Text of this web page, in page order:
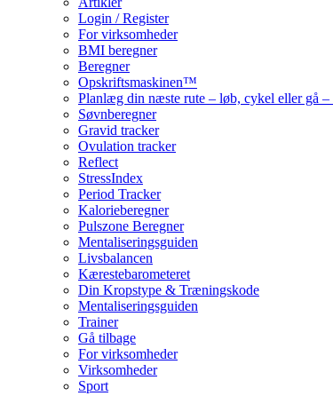
Login / Register
For virksomheder
BMI beregner
Beregner
Opskriftsmaskinen™
Planlæg din næste rute – løb, cykel eller gå
Søvnberegner
Gravid tracker
Ovulation tracker
Reflect
StressIndex
Period Tracker
Kalorieberegner
Pulszone Beregner
Mentaliseringsguiden
Livsbalancen
Kærestebarometeret
Din Kropstype & Træningskode
Mentaliseringsguiden
Trainer
Gå tilbage
For virksomheder
Virksomheder
Sport